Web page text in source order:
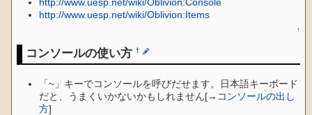
http://www.uesp.net/wiki/Oblivion:Items
↑
コンソールの使い方†
「~」キーでコンソールを呼びだせます。日本語キーボード
だと、うまくいかないかもしれません[→ コンソールの出し
方]